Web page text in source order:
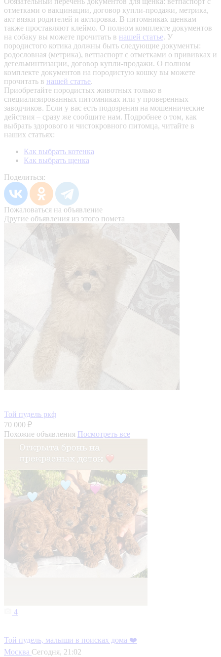
отметками о вакцинации, договор купли-продажи, метрика,
акт вязки родителей и актировка. В питомниках щенкам
также проставляют клеймо. О полном комплекте документов
на собаку вы можете прочитать в нашей статье. У
породистого котика должны быть следующие документы:
родословная (метрика), ветпаспорт с отметками о прививках и
дегельминтизации, договор купли-продажи. О полном
комплекте документов на породистую кошку вы можете
прочитать в нашей статье.
Приобретайте породистых животных только в
специализированных питомниках или у проверенных
заводчиков. Если у вас есть подозрения на мошеннические
действия – сразу же сообщите нам. Подробнее о том, как
выбрать здорового и чистокровного питомца, читайте в
наших статьях:
Как выбрать котенка
Как выбрать щенка
Поделиться:
Пожаловаться на объявление
Другие объявления из этого помета
Той пудель ркф
70 000 ₽
Похожие объявления Посмотреть все
4
Той пудель, малыши в поисках дома ❤️
Москва Сегодня, 21:02